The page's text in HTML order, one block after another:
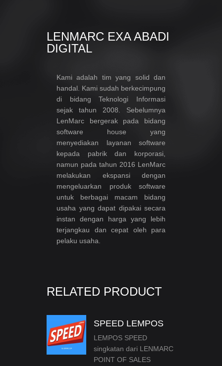
LENMARC EXA ABADI
DIGITAL
Kami adalah tim yang solid dan
handal. Kami sudah berkecimpung
di bidang Teknologi Informasi
sejak tahun 2008. Sebelumnya
LenMarc bergerak pada bidang
software house yang
menyediakan layanan software
kepada pabrik dan korporasi,
namun pada tahun 2016 LenMarc
melakukan ekspansi dengan
mengeluarkan produk software
untuk berbagai macam bidang
usaha yang dapat dipakai secara
instan dengan harga yang lebih
terjangkau dan cepat oleh para
pelaku usaha.
RELATED PRODUCT
SPEED LEMPOS
LEMPOS SPEED
singkatan dari LENMARC
POINT OF SALES